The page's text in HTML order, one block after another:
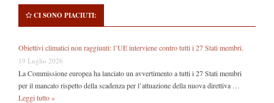
CI SONO PIACIUTI:
Obiettivi climatici non raggiunti: l’UE interviene contro tutti i 27 Stati membri.
19 Luglio 2026
La Commissione europea ha lanciato un avvertimento a tutti i 27 Stati membri
per il mancato rispetto della scadenza per l’attuazione della nuova direttiva …
Leggi tutto »